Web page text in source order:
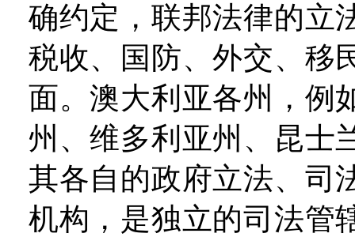
确约定，联邦法律的立
税收、国防、外交、移
面。澳大利亚各州，例
州、维多利亚州、昆士
其各自的政府立法、司
机构，是独立的司法管